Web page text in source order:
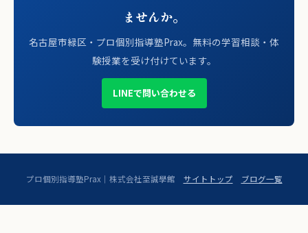
ませんか。
名古屋市緑区・プロ個別指導塾Prax。無料の学習相談・体
験授業を受け付けています。
LINEで問い合わせる
プロ個別指導塾Prax｜株式会社至誠學館 サイトトップ ブログ一覧